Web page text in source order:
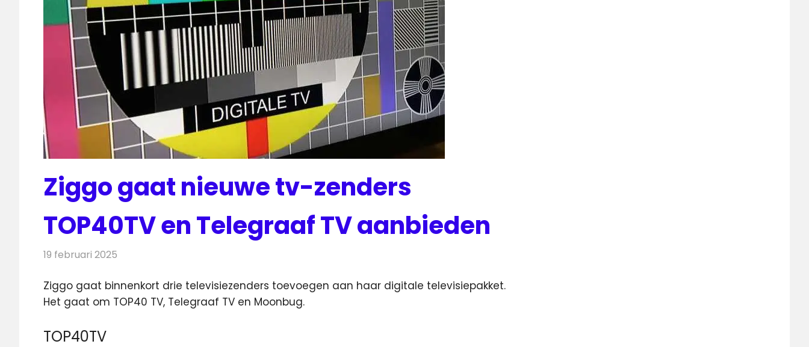
Ziggo gaat nieuwe tv-zenders
TOP40TV en Telegraaf TV aanbieden
19 februari 2025
Ziggo gaat binnenkort drie televisiezenders toevoegen aan haar digitale televisiepakket.
Het gaat om TOP40 TV, Telegraaf TV en Moonbug.
TOP40TV